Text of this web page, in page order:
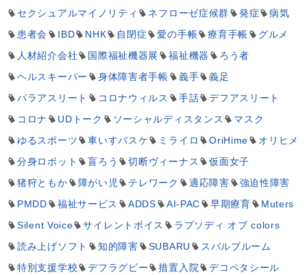
セクシュアルマイノリティ ネフローゼ症候群 発症
病気
患者会
IBD NHK 自閉症 愛の手帳 療育手帳
グルメ
人材紹介会社
国際福祉機器展 福祉機器
ろう者
ヘルスキーパー
身体障害者手帳 義手
義足
パラアスリート
コロナウィルス 手話
デフアスリート
コロナ
UDトーク ソーシャルディスタンス
マスク
ゆるスポーツ
車いすバスケ ミライロ OriHime
オリヒメ
分身ロボット
盲ろう 切断ヴィーナス
仮面女子
猪狩ともか
障がい児 テレワーク 適応障害
強迫性障害
PMDD
福祉サービス ADDS AI-PAC 早期療育
Muters
Silent Voice
サイレントボイス
ラプソディ オブ colors
読み上げソフト
知的障害 SUBARU
スバルブルーム
特別支援学校
デフラグビー 措置入院
デコペタシール